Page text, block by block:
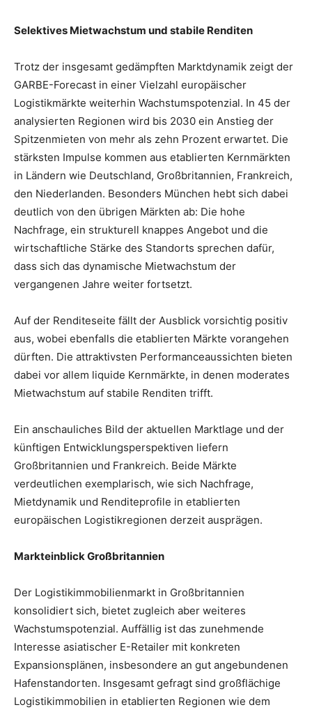
Selektives Mietwachstum und stabile Renditen
Trotz der insgesamt gedämpften Marktdynamik zeigt der
GARBE-Forecast in einer Vielzahl europäischer
Logistikmärkte weiterhin Wachstumspotenzial. In 45 der
analysierten Regionen wird bis 2030 ein Anstieg der
Spitzenmieten von mehr als zehn Prozent erwartet. Die
stärksten Impulse kommen aus etablierten Kernmärkten
in Ländern wie Deutschland, Großbritannien, Frankreich,
den Niederlanden. Besonders München hebt sich dabei
deutlich von den übrigen Märkten ab: Die hohe
Nachfrage, ein strukturell knappes Angebot und die
wirtschaftliche Stärke des Standorts sprechen dafür,
dass sich das dynamische Mietwachstum der
vergangenen Jahre weiter fortsetzt.
Auf der Renditeseite fällt der Ausblick vorsichtig positiv
aus, wobei ebenfalls die etablierten Märkte vorangehen
dürften. Die attraktivsten Performanceaussichten bieten
dabei vor allem liquide Kernmärkte, in denen moderates
Mietwachstum auf stabile Renditen trifft.
Ein anschauliches Bild der aktuellen Marktlage und der
künftigen Entwicklungsperspektiven liefern
Großbritannien und Frankreich. Beide Märkte
verdeutlichen exemplarisch, wie sich Nachfrage,
Mietdynamik und Renditeprofile in etablierten
europäischen Logistikregionen derzeit ausprägen.
Markteinblick Großbritannien
Der Logistikimmobilienmarkt in Großbritannien
konsolidiert sich, bietet zugleich aber weiteres
Wachstumspotenzial. Auffällig ist das zunehmende
Interesse asiatischer E-Retailer mit konkreten
Expansionsplänen, insbesondere an gut angebundenen
Hafenstandorten. Insgesamt gefragt sind großflächige
Logistikimmobilien in etablierten Regionen wie dem